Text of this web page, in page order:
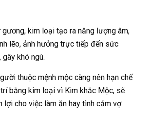
gương, kim loại tạo ra năng lượng âm,
lẽo, ảnh hưởng trực tiếp đến sức
khó ngù.
thuộc mệnh mộc càng nên hạn chế
bằng kim loại vì Kim khắc Mộc, sẽ
lợi cho việc làm ăn hay tình cảm vợ